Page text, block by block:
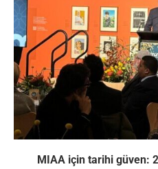
MIAA için tarihi güven: